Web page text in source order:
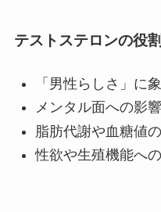
テストステロンの役割
「男性らしさ」に
メンタル面への影
脂肪代謝や血糖値
性欲や生殖機能へ